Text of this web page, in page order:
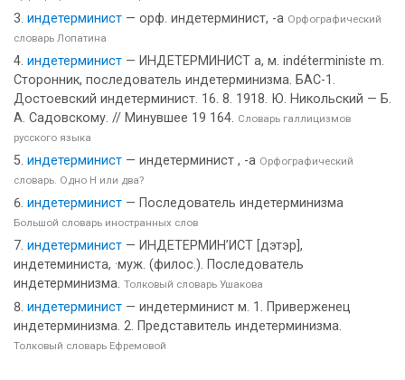
индетерминист — орф. индетерминист, -а Орфографический
словарь Лопатина
индетерминист — ИНДЕТЕРМИНИСТ а, м. indéterministe m.
Сторонник, последователь индетерминизма. БАС-1.
Достоевский индетерминист. 16. 8. 1918. Ю. Никольский — Б.
А. Садовскому. // Минувшее 19 164. Словарь галлицизмов
русского языка
индетерминист — индетерминист , -а Орфографический
словарь. Одно Н или два?
индетерминист — Последователь индетерминизма
Большой словарь иностранных слов
индетерминист — ИНДЕТЕРМИН’ИСТ [дэтэр],
индетеминиста, ·муж. (филос.). Последователь
индетерминизма. Толковый словарь Ушакова
индетерминист — индетерминист м. 1. Приверженец
индетерминизма. 2. Представитель индетерминизма.
Толковый словарь Ефремовой